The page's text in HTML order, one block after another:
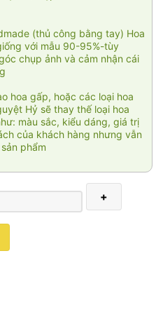
(thủ công bằng tay) Hoa
với mẫu 90-95%-tùy
chụp ảnh và cảm nhận cái
hoa gấp, hoặc các loại hoa
Hỷ sẽ thay thế loại hoa
màu sắc, kiểu dáng, giá trị
của khách hàng nhưng vẫn
phẩm